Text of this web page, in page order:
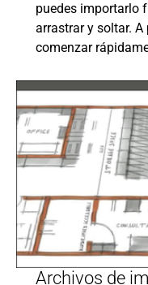
puedes importarlo
arrastrar y soltar. A
comenzar
Archivos de